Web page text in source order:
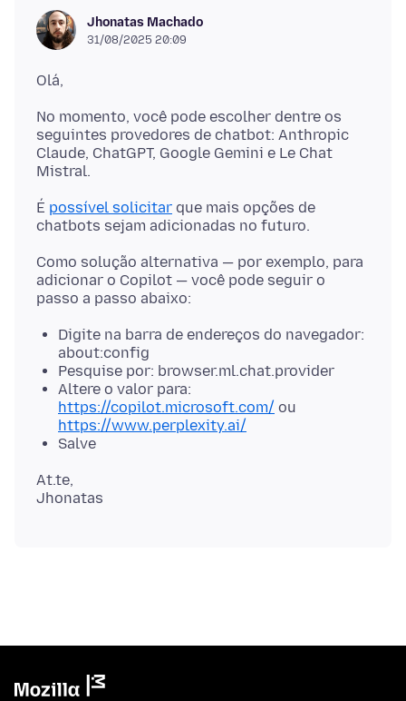
Jhonatas Machado
31/08/2025 20:09
No momento, você pode escolher dentre os
seguintes provedores de chatbot: Anthropic
Claude, ChatGPT, Google Gemini e Le Chat
É possível solicitar que mais opções de
Como solução alternativa — por exemplo, para
adicionar o Copilot — você pode seguir o
Digite na barra de endereços do navegador:
about:config
Pesquise por: browser.ml.chat.provider
Altere o valor para:
https://copilot.microsoft.com/ ou
https://www.perplexity.ai/
Salve
At.te,